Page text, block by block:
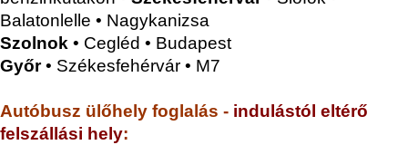
Balatonlelle • Nagykanizsa
Szolnok • Cegléd • Budapest
Győr• Székesfehérvár • M7
Autóbusz ülőhely foglalás - indulástól eltérő
felszállási hely: